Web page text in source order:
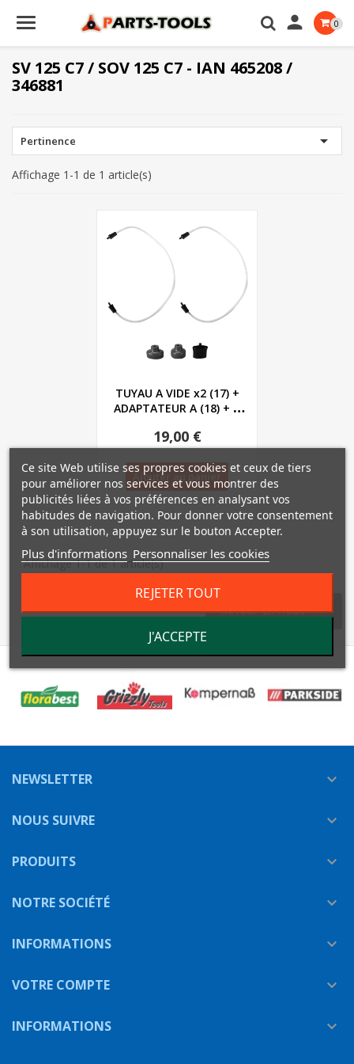
 0
SV 125 C7 / SOV 125 C7 - IAN 465208 /
346881
Pertinence 
Affichage 1-1 de 1 article(s)
TUYAU A VIDE x2 (17) +
ADAPTATEUR A (18) + B
19,00 €
Ajouter au panier
Affichage 1-1 de 1 article(s)
Retour en haut
NEWSLETTER 
NOUS SUIVRE 
PRODUITS 
NOTRE SOCIÉTÉ 
INFORMATIONS 
VOTRE COMPTE 
INFORMATIONS 
Ce site Web utilise ses propres cookies et ceux de tiers
pour améliorer nos services et vous montrer des
publicités liées à vos préférences en analysant vos
habitudes de navigation. Pour donner votre consentement
à son utilisation, appuyez sur le bouton Accepter.
Plus d'informations Personnaliser les cookies
REJETER TOUT
J'ACCEPTE